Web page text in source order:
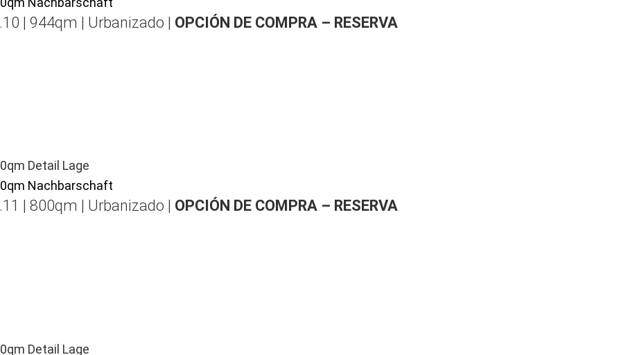
| 944qm | Urbanizado | OPCIÓN DE COMPRA – RESERVA
| 800qm | Urbanizado | OPCIÓN DE COMPRA – RESERVA